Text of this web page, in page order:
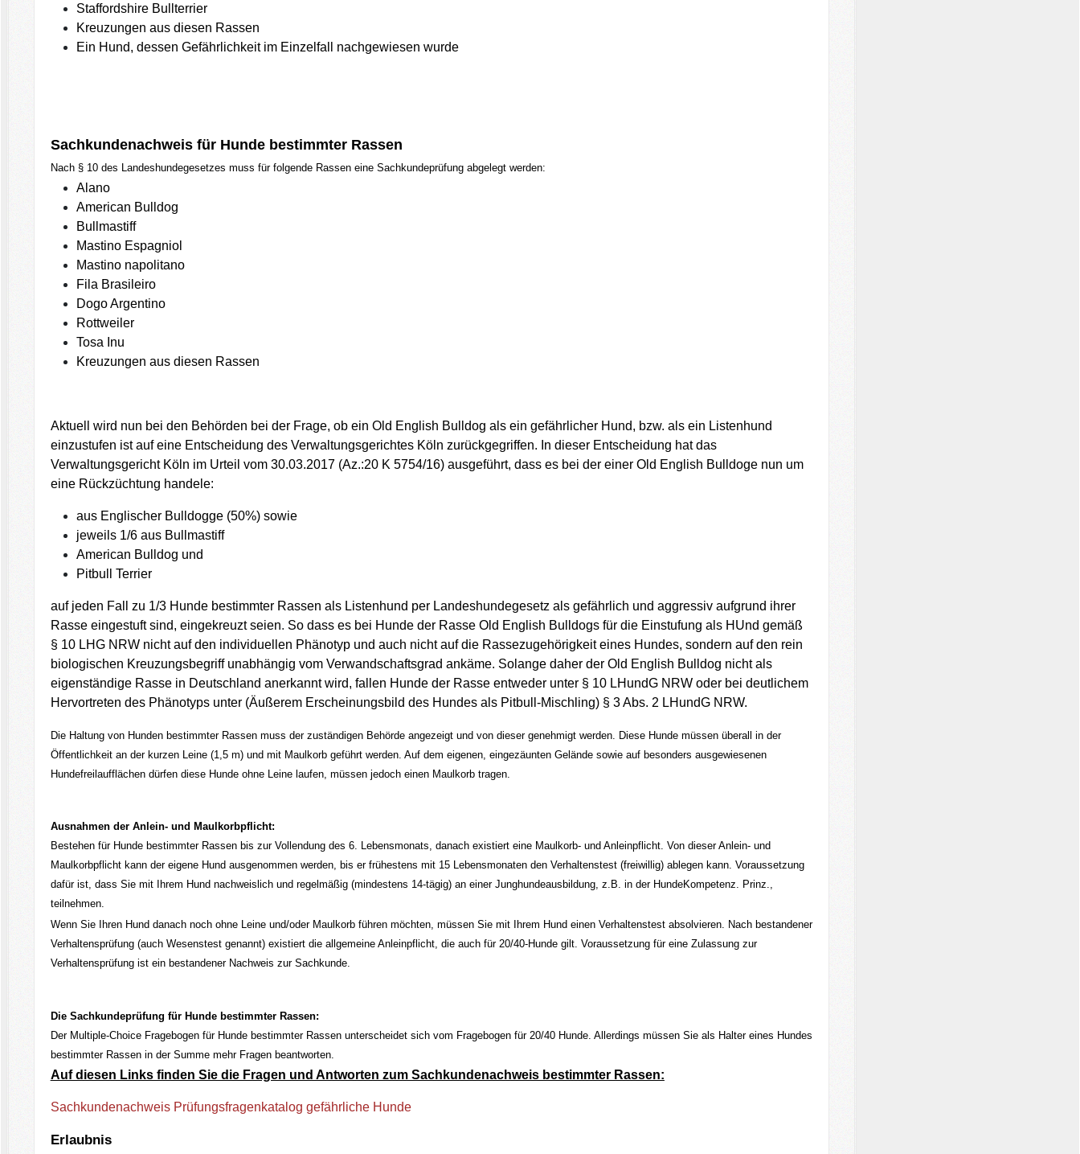
Staffordshire Bullterrier
Kreuzungen aus diesen Rassen
Ein Hund, dessen Gefährlichkeit im Einzelfall nachgewiesen wurde
Sachkundenachweis für Hunde bestimmter Rassen
Nach § 10 des Landeshundegesetzes muss für folgende Rassen eine Sachkundeprüfung abgelegt werden:
Alano
American Bulldog
Bullmastiff
Mastino Espagniol
Mastino napolitano
Fila Brasileiro
Dogo Argentino
Rottweiler
Tosa Inu
Kreuzungen aus diesen Rassen
Aktuell wird nun bei den Behörden bei der Frage, ob ein Old English Bulldog als ein gefährlicher Hund, bzw. als ein Listenhund
einzustufen ist auf eine Entscheidung des Verwaltungsgerichtes Köln zurückgegriffen. In dieser Entscheidung hat das
Verwaltungsgericht Köln im Urteil vom 30.03.2017 (Az.:20 K 5754/16) ausgeführt, dass es bei der einer Old English Bulldoge nun um
eine Rückzüchtung handele:
aus Englischer Bulldogge (50%) sowie
jeweils 1/6 aus Bullmastiff
American Bulldog und
Pitbull Terrier
auf jeden Fall zu 1/3 Hunde bestimmter Rassen als Listenhund per Landeshundegesetz als gefährlich und aggressiv aufgrund ihrer
Rasse eingestuft sind, eingekreuzt seien. So dass es bei Hunde der Rasse Old English Bulldogs für die Einstufung als HUnd gemäß
§ 10 LHG NRW nicht auf den individuellen Phänotyp und auch nicht auf die Rassezugehörigkeit eines Hundes, sondern auf den rein
biologischen Kreuzungsbegriff unabhängig vom Verwandschaftsgrad ankäme. Solange daher der Old English Bulldog nicht als
eigenständige Rasse in Deutschland anerkannt wird, fallen Hunde der Rasse entweder unter § 10 LHundG NRW oder bei deutlichem
Hervortreten des Phänotyps unter (Äußerem Erscheinungsbild des Hundes als Pitbull-Mischling) § 3 Abs. 2 LHundG NRW.
Die Haltung von Hunden bestimmter Rassen muss der zuständigen Behörde angezeigt und von dieser genehmigt werden. Diese Hunde müssen überall in der
Öffentlichkeit an der kurzen Leine (1,5 m) und mit Maulkorb geführt werden. Auf dem eigenen, eingezäunten Gelände sowie auf besonders ausgewiesenen
Hundefreilaufflächen dürfen diese Hunde ohne Leine laufen, müssen jedoch einen Maulkorb tragen.
Ausnahmen der Anlein- und Maulkorbpflicht:
Bestehen für Hunde bestimmter Rassen bis zur Vollendung des 6. Lebensmonats, danach existiert eine Maulkorb- und Anleinpflicht. Von dieser Anlein- und
Maulkorbpflicht kann der eigene Hund ausgenommen werden, bis er frühestens mit 15 Lebensmonaten den Verhaltenstest (freiwillig) ablegen kann. Voraussetzung
dafür ist, dass Sie mit Ihrem Hund nachweislich und regelmäßig (mindestens 14-tägig) an einer Junghundeausbildung, z.B. in der HundeKompetenz. Prinz.,
teilnehmen.
Wenn Sie Ihren Hund danach noch ohne Leine und/oder Maulkorb führen möchten, müssen Sie mit Ihrem Hund einen Verhaltenstest absolvieren. Nach bestandener
Verhaltensprüfung (auch Wesenstest genannt) existiert die allgemeine Anleinpflicht, die auch für 20/40-Hunde gilt. Voraussetzung für eine Zulassung zur
Verhaltensprüfung ist ein bestandener Nachweis zur Sachkunde.
Die Sachkundeprüfung für Hunde bestimmter Rassen:
Der Multiple-Choice Fragebogen für Hunde bestimmter Rassen unterscheidet sich vom Fragebogen für 20/40 Hunde. Allerdings müssen Sie als Halter eines Hundes
bestimmter Rassen in der Summe mehr Fragen beantworten.
Auf diesen Links finden Sie die Fragen und Antworten zum Sachkundenachweis bestimmter Rassen:
Sachkundenachweis Prüfungsfragenkatalog gefährliche Hunde
Erlaubnis